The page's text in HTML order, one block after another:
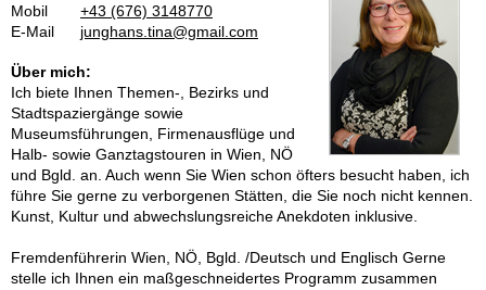
Mobil
+43 (676) 3148770
E-Mail
junghans.tina@gmail.com
Über mich:
Ich biete Ihnen Themen-, Bezirks und
Stadtspaziergänge sowie
Museumsführungen, Firmenausflüge und
Halb- sowie Ganztagstouren in Wien, NÖ
und Bgld. an. Auch wenn Sie Wien schon öfters besucht haben, ich
führe Sie gerne zu verborgenen Stätten, die Sie noch nicht kennen.
Kunst, Kultur und abwechslungsreiche Anekdoten inklusive.
Fremdenführerin Wien, NÖ, Bgld. /Deutsch und Englisch Gerne
stelle ich Ihnen ein maßgeschneidertes Programm zusammen